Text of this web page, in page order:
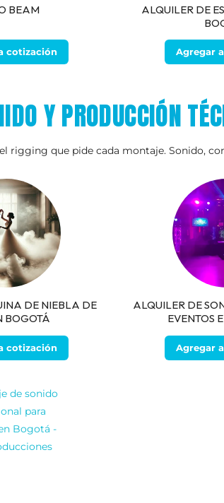
BEAM
cotización
ALQUILER DE
Agregar
Y PRODUCCIÓN
que pide cada montaje. Sonido,
DE NIEBLA DE
BOGOTÁ
cotización
ALQUILER DE
EVENTOS
Agregar